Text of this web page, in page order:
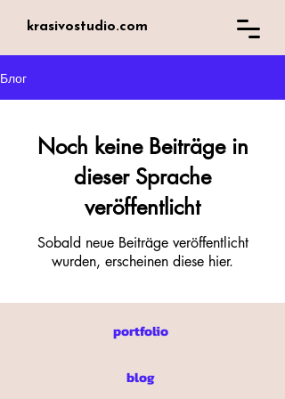
krasivostudio.com
Блог
Noch keine Beiträge in
dieser Sprache
veröffentlicht
Sobald neue Beiträge veröffentlicht
wurden, erscheinen diese hier.
portfolio
blog